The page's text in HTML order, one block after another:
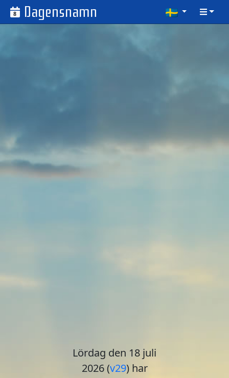
8 Dagensnamn
Lördag den 18 juli
2026 (v29) har